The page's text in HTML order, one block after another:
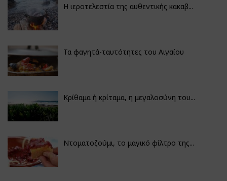
Η ιεροτελεστία της αυθεντικής κακαβ...
Τα φαγητά-ταυτότητες του Αιγαίου
Κρίθαμα ή κρίταμα, η μεγαλοσύνη του...
Ντοματοζούμι, το μαγικό φίλτρο της...